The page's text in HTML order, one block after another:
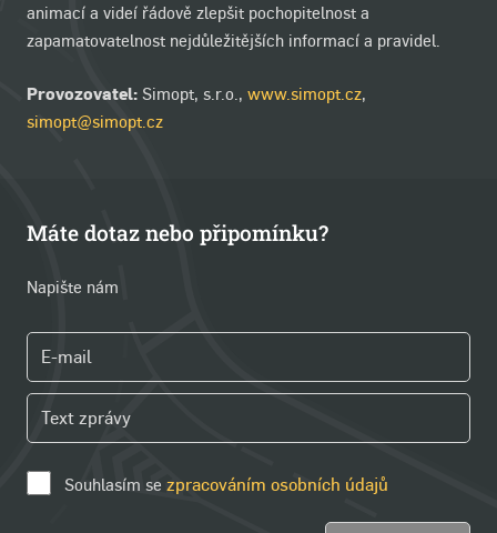
animací a videí řádově zlepšit pochopitelnost a
zapamatovatelnost nejdůležitějších informací a pravidel.
Provozovatel: Simopt, s.r.o., www.simopt.cz,
simopt@simopt.cz
Máte dotaz nebo připomínku?
Napište nám
Souhlasím se zpracováním osobních údajů